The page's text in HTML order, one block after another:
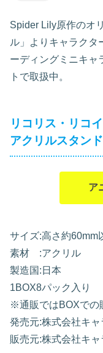
Spider Lily原作のオ
ル」よりキャラクタ
ーディングミニキャ
トで取扱中。
リコリス・リコ
アクリルスタンド
ア
サイズ:高さ約60mm
素材 :アクリル
製造国:日本
1BOX8パック入り
※通販ではBOXでの
発売元:株式会社キャ
販売元:株式会社キャ